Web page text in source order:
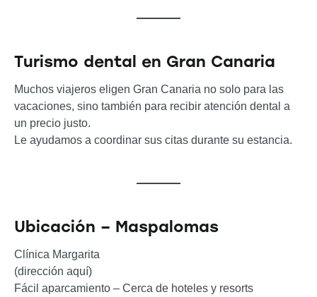
Turismo dental en Gran Canaria
Muchos viajeros eligen Gran Canaria no solo para las
vacaciones, sino también para recibir atención dental a
un precio justo.
Le ayudamos a coordinar sus citas durante su estancia.
Ubicación – Maspalomas
Clínica Margarita
(dirección aquí)
Fácil aparcamiento – Cerca de hoteles y resorts